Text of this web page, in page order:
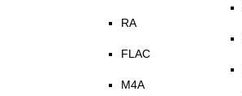
RA
FLAC
M4A